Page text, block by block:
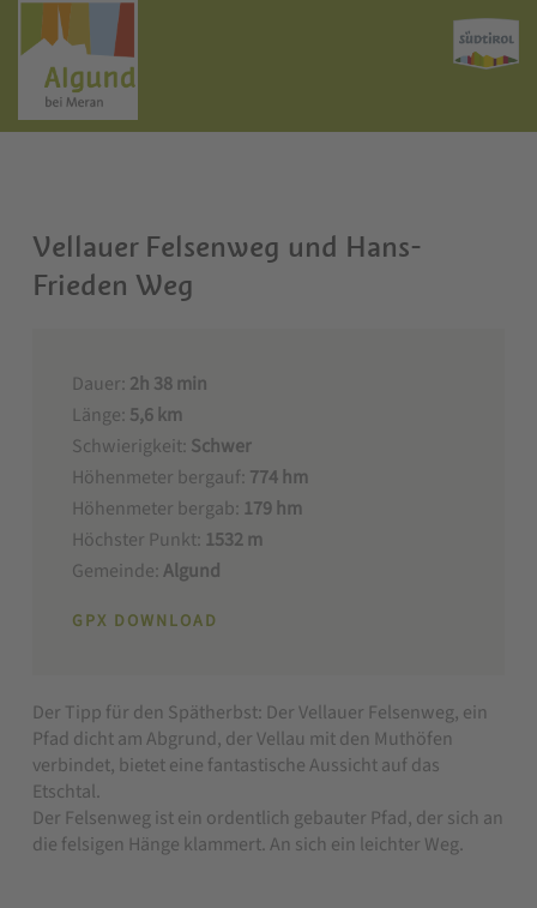
Vellauer Felsenweg und Hans-
Frieden Weg
Dauer: 2h 38 min
Länge: 5,6 km
Schwierigkeit: Schwer
Höhenmeter bergauf: 774 hm
Höhenmeter bergab: 179 hm
Höchster Punkt: 1532 m
Gemeinde:Algund
GPX DOWNLOAD
Der Tipp für den Spätherbst: Der Vellauer Felsenweg, ein
Pfad dicht am Abgrund, der Vellau mit den Muthöfen
verbindet, bietet eine fantastische Aussicht auf das
Etschtal.
Der Felsenweg ist ein ordentlich gebauter Pfad, der sich an
die felsigen Hänge klammert. An sich ein leichter Weg.